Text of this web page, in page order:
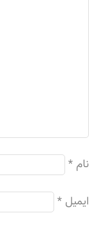
نام *
ایمیل *